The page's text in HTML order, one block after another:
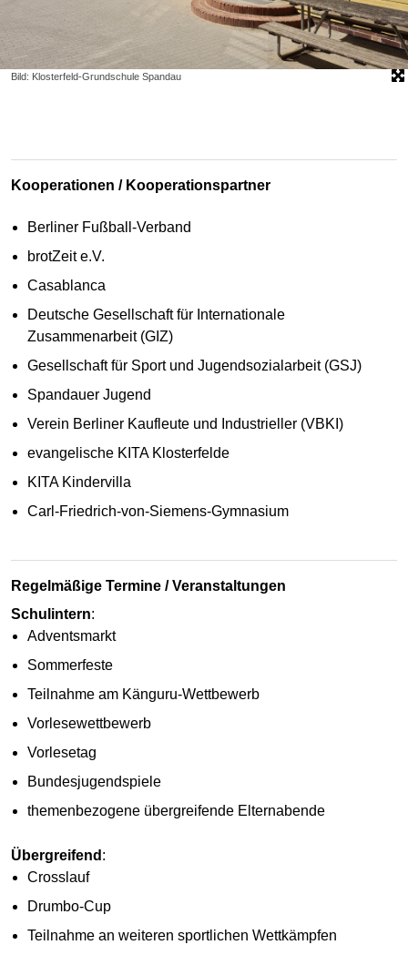
Bild: Klosterfeld-Grundschule Spandau
Kooperationen / Kooperationspartner
Berliner Fußball-Verband
brotZeit e.V.
Casablanca
Deutsche Gesellschaft für Internationale
Zusammenarbeit (GIZ)
Gesellschaft für Sport und Jugendsozialarbeit (GSJ)
Spandauer Jugend
Verein Berliner Kaufleute und Industrieller (VBKI)
evangelische KITA Klosterfelde
KITA Kindervilla
Carl-Friedrich-von-Siemens-Gymnasium
Regelmäßige Termine / Veranstaltungen
Schulintern:
Adventsmarkt
Sommerfeste
Teilnahme am Känguru-Wettbewerb
Vorlesewettbewerb
Vorlesetag
Bundesjugendspiele
themenbezogene übergreifende Elternabende
Übergreifend :
Crosslauf
Drumbo-Cup
Teilnahme an weiteren sportlichen Wettkämpfen